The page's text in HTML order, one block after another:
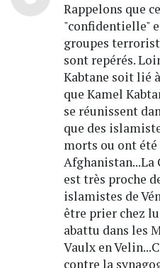
Rappelons que
"confidentielle"
groupes
sont repérés.
Kabtane soit lié
que Kamel
se réunissent
que des
morts ou ont
Afghanistan...La
est très proche
islamistes de
être prier chez
abattu dans les
Vaulx en
contre la